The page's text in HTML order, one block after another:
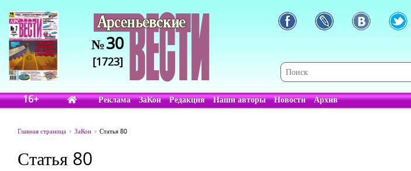
№30
[1723]
16+ Реклама ЗаКон Редакция Наши авторы Новости Архив
Главная страница ЗаКон Статья 80
Статья 80